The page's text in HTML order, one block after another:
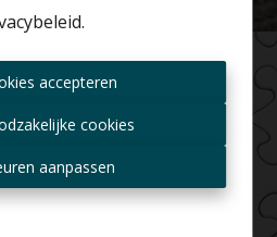
.
accepteren
cookies
aanpassen
eerste op de
van nieuwe
aanbod per mail